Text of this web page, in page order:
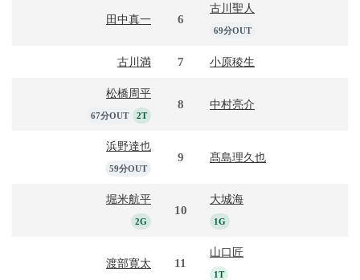
田中真一 6
古川聖人
69分OUT
古川満 7 小原稜生
松橋周平
67分OUT 2T
8 中村亮介
浜野達也
59分OUT
9 髙島理久也
堀米航平
2G
10
大城海
1G
渡部寛太 11
山口匠
1T